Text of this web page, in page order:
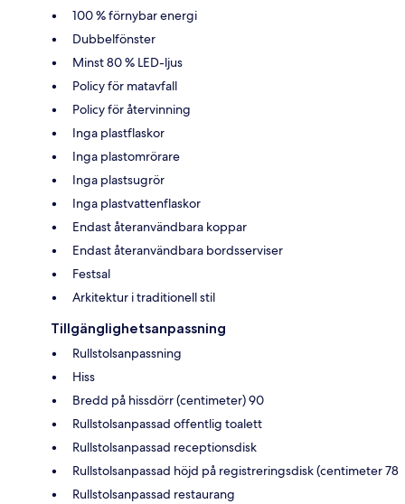
100 % förnybar energi
Dubbelfönster
Minst 80 % LED-ljus
Policy för matavfall
Policy för återvinning
Inga plastflaskor
Inga plastomrörare
Inga plastsugrör
Inga plastvattenflaskor
Endast återanvändbara koppar
Endast återanvändbara bordsserviser
Festsal
Arkitektur i traditionell stil
Tillgänglighetsanpassning
Rullstolsanpassning
Hiss
Bredd på hissdörr (centimeter) 90
Rullstolsanpassad offentlig toalett
Rullstolsanpassad receptionsdisk
Rullstolsanpassad höjd på registreringsdisk (centimeter 78
Rullstolsanpassad restaurang